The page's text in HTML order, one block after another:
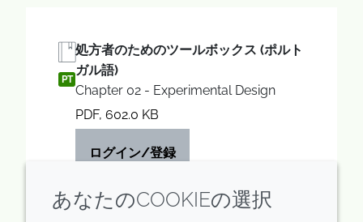
PT
処方者のためのツールボックス (ポルト
ガル語)
Chapter 02 - Experimental Design
PDF, 602.0 KB
ログイン/登録
あなたのCOOKIEの選択